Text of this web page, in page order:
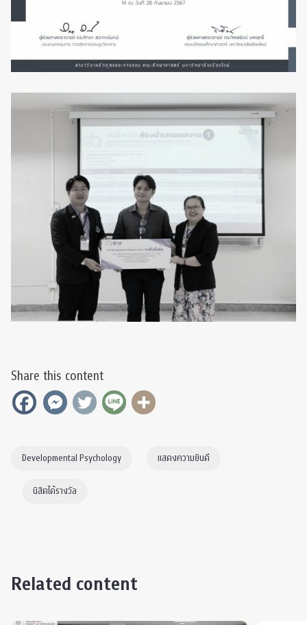
Share this content
Developmental Psychology แสดงความยินดี
นิสิตได้รางวัล
Related content